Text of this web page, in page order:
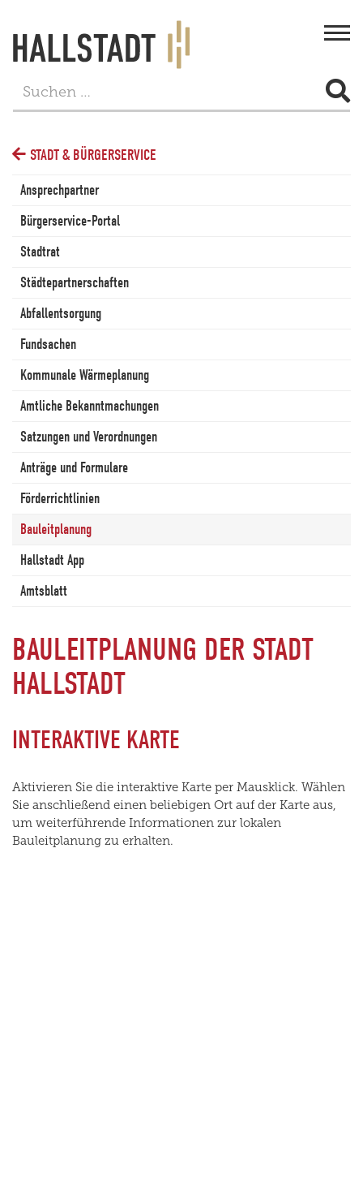
FREIZEIT
TOURISMUS
WIRTSCHAFT
PROJEKTE
STADT & BÜRGERSERVICE
Ansprechpartner
Bürgerservice-Portal
Stadtrat
Städtepartnerschaften
Abfallentsorgung
Fundsachen
Kommunale Wärmeplanung
Amtliche Bekanntmachungen
Satzungen und Verordnungen
Anträge und Formulare
Förderrichtlinien
Bauleitplanung
Hallstadt App
Amtsblatt
BAULEITPLANUNG DER STADT
HALLSTADT
INTERAKTIVE KARTE
Aktivieren Sie die interaktive Karte per Mausklick. Wählen
Sie anschließend einen beliebigen Ort auf der Karte aus,
um weiterführende Informationen zur lokalen
Bauleitplanung zu erhalten.